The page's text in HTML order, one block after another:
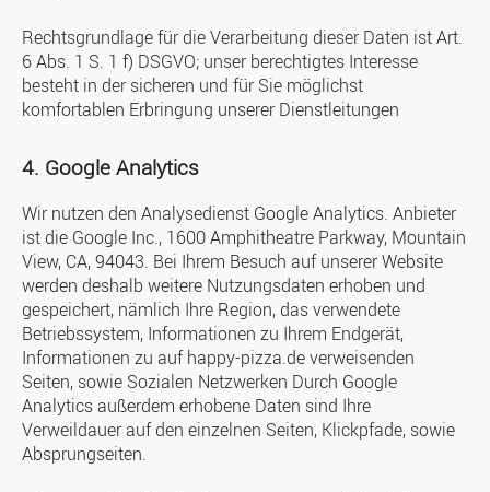
Rechtsgrundlage für die Verarbeitung dieser Daten ist Art.
6 Abs. 1 S. 1 f) DSGVO; unser berechtigtes Interesse
besteht in der sicheren und für Sie möglichst
komfortablen Erbringung unserer Dienstleitungen
4. Google Analytics
Wir nutzen den Analysedienst Google Analytics. Anbieter
ist die Google Inc., 1600 Amphitheatre Parkway, Mountain
View, CA, 94043. Bei Ihrem Besuch auf unserer Website
werden deshalb weitere Nutzungsdaten erhoben und
gespeichert, nämlich Ihre Region, das verwendete
Betriebssystem, Informationen zu Ihrem Endgerät,
Informationen zu auf happy-pizza.de verweisenden
Seiten, sowie Sozialen Netzwerken Durch Google
Analytics außerdem erhobene Daten sind Ihre
Verweildauer auf den einzelnen Seiten, Klickpfade, sowie
Absprungseiten.